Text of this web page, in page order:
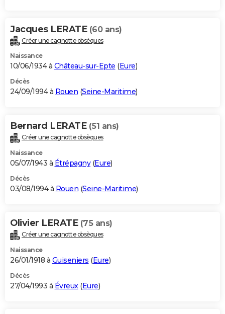
Jacques LERATE (60 ans)
Créer une cagnotte obsèques
Naissance
10/06/1934 à Château-sur-Epte (Eure)
Décès
24/09/1994 à Rouen (Seine-Maritime)
Bernard LERATE (51 ans)
Créer une cagnotte obsèques
Naissance
05/07/1943 à Étrépagny(Eure)
Décès
03/08/1994 à Rouen (Seine-Maritime)
Olivier LERATE (75 ans)
Créer une cagnotte obsèques
Naissance
26/01/1918 à Guiseniers (Eure)
Décès
27/04/1993 à Évreux(Eure)